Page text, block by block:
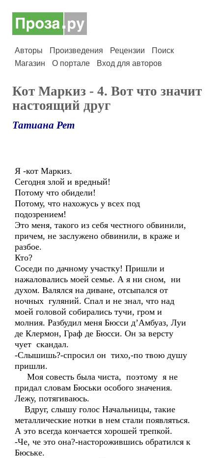
Авторы Произведения Рецензии
Поиск
Магазин
О портале Вход для авторов
Кот Маркиз - 4. Вот что значит
настоящий друг
Татиана Рет
Я -кот Маркиз.
Сегодня злой и вредный!
Потому что обидели!
Потому, что нахожусь у всех под
подозрением!
Это меня, такого из себя честного обвинили,
причем, не заслужено обвинили, в краже и
разбое.
Кто?
Соседи по дачному участку! Пришли и
нажаловались моей семье. А я ни сном, ни
духом. Валялся на диване, отсыпался от
ночных гуляний. Спал и не знал, что над
моей головой собирались тучи, гром и
молния. Разбудил меня Бюсси д’Амбуаз, Луи
де Клермон, Граф де Бюсси. Он за версту
чует скандал.
-Слышишь?-спросил он тихо,-по твою душу
пришли.
Моя совесть была чиста, поэтому я не
придал словам Бюськи особого значения.
Лежу, потягиваюсь.
Вдруг, слышу голос Начальницы, такие
металлические нотки в нем стали появляться.
А это всегда кончается хорошей трепкой.
-Че, че это она?-насторожившись обратился к
Бюське.